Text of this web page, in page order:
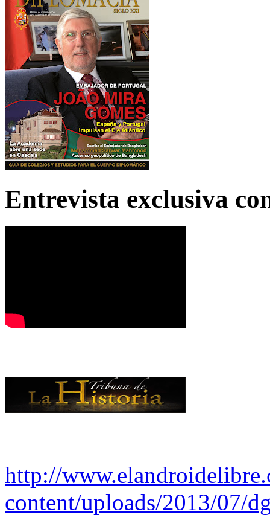
Entrevista exclusiva
http://
content/uploads/2013/07/